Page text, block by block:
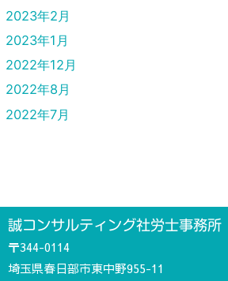
2023年2月
2023年1月
2022年12月
2022年8月
2022年7月
誠コンサルティング社労士事務所
〒344-0114
埼玉県春日部市東中野955-11